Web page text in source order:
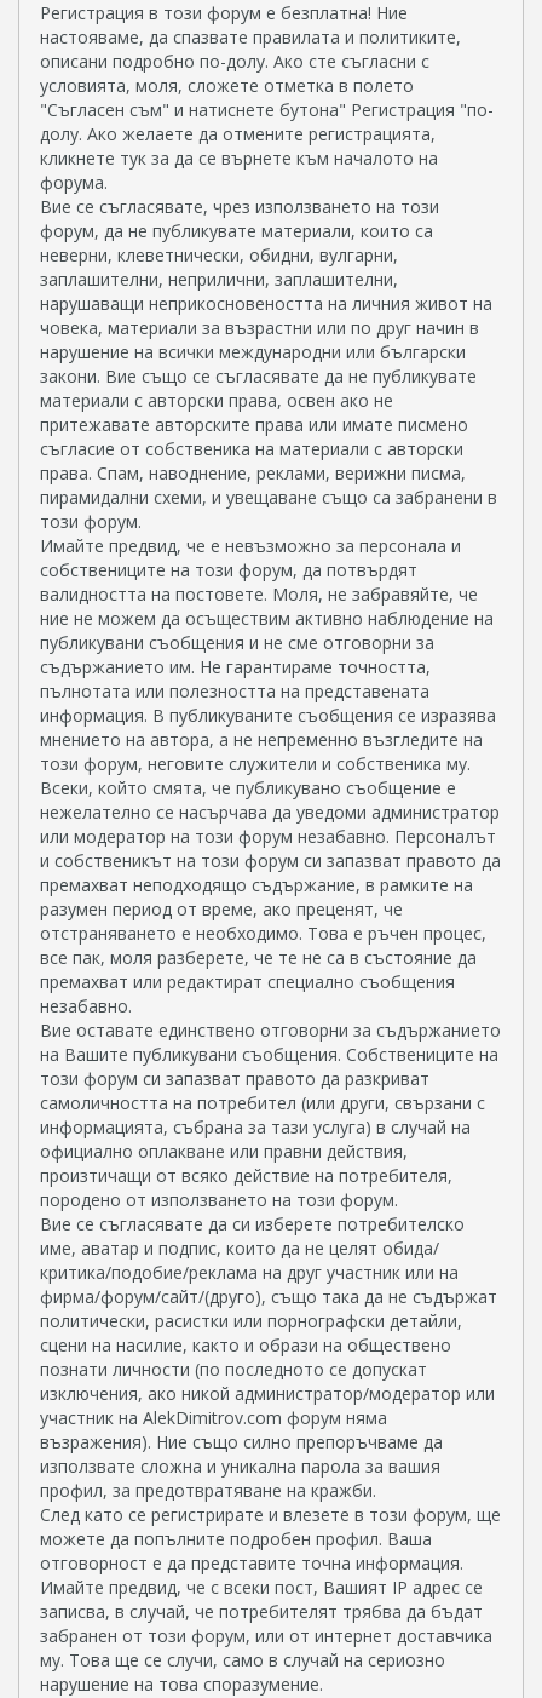
Регистрация в този форум е безплатна! Ние
настояваме, да спазвате правилата и политиките,
описани подробно по-долу. Ако сте съгласни с
условията, моля, сложете отметка в полето
"Съгласен съм" и натиснете бутона" Регистрация "по-
долу. Ако желаете да отмените регистрацията,
кликнете тук за да се върнете към началото на
форума.
Вие се съгласявате, чрез използването на този
форум, да не публикувате материали, които са
неверни, клеветнически, обидни, вулгарни,
заплашителни, неприлични, заплашителни,
нарушаващи неприкосновеността на личния живот на
човека, материали за възрастни или по друг начин в
нарушение на всички международни или български
закони. Вие също се съгласявате да не публикувате
материали с авторски права, освен ако не
притежавате авторските права или имате писмено
съгласие от собственика на материали с авторски
права. Спам, наводнение, реклами, верижни писма,
пирамидални схеми, и увещаване също са забранени в
този форум.
Имайте предвид, че е невъзможно за персонала и
собствениците на този форум, да потвърдят
валидността на постовете. Моля, не забравяйте, че
ние не можем да осъществим активно наблюдение на
публикувани съобщения и не сме отговорни за
съдържанието им. Не гарантираме точността,
пълнотата или полезността на представената
информация. В публикуваните съобщения се изразява
мнението на автора, а не непременно възгледите на
този форум, неговите служители и собственика му.
Всеки, който смята, че публикувано съобщение е
нежелателно се насърчава да уведоми администратор
или модератор на този форум незабавно. Персоналът
и собственикът на този форум си запазват правото да
премахват неподходящо съдържание, в рамките на
разумен период от време, ако преценят, че
отстраняването е необходимо. Това е ръчен процес,
все пак, моля разберете, че те не са в състояние да
премахват или редактират специално съобщения
незабавно.
Вие оставате единствено отговорни за съдържанието
на Вашите публикувани съобщения. Собствениците на
този форум си запазват правото да разкриват
самоличността на потребител (или други, свързани с
информацията, събрана за тази услуга) в случай на
официално оплакване или правни действия,
произтичащи от всяко действие на потребителя,
породено от използването на този форум.
Вие се съгласявате да си изберете потребителско
име, аватар и подпис, които да не целят обида/
критика/подобие/реклама на друг участник или на
фирма/форум/сайт/(друго), също така да не съдържат
политически, расистки или порнографски детайли,
сцени на насилие, както и образи на обществено
познати личности (по последното се допускат
изключения, ако никой администратор/модератор или
участник на AlekDimitrov.com форум няма
възражения). Ние също силно препоръчваме да
използвате сложна и уникална парола за вашия
профил, за предотвратяване на кражби.
След като се регистрирате и влезете в този форум, ще
можете да попълните подробен профил. Ваша
отговорност е да представите точна информация.
Имайте предвид, че с всеки пост, Вашият IP адрес се
записва, в случай, че потребителят трябва да бъдат
забранен от този форум, или от интернет доставчика
му. Това ще се случи, само в случай на сериозно
нарушение на това споразумение.